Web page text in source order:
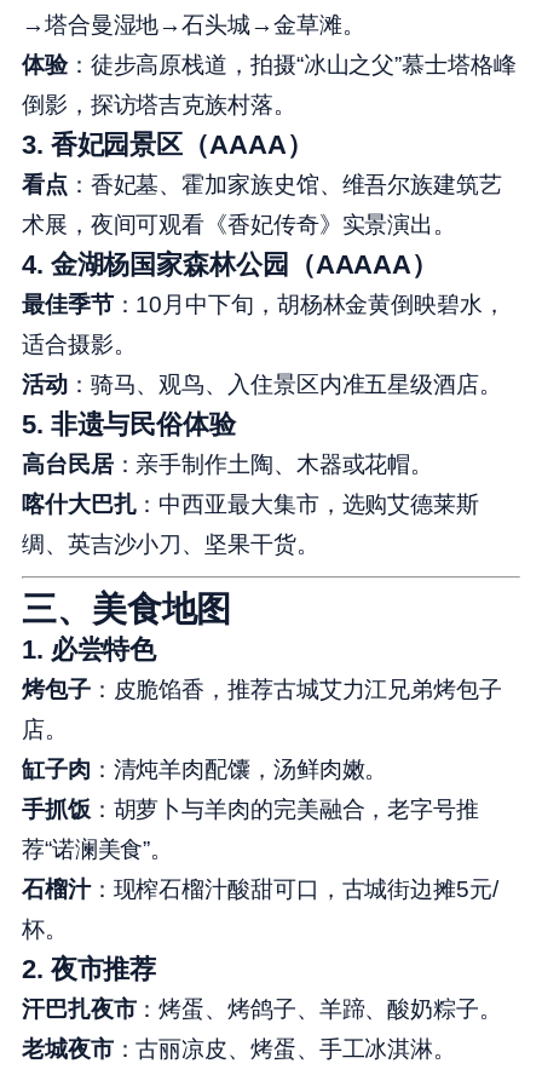
→塔合曼湿地→石头城→金草滩。
体验：徒步高原栈道，拍摄“冰山之父”慕士塔格峰
倒影，探访塔吉克族村落。
3. 香妃园景区（AAAA）
看点 ：香妃墓、霍加家族史馆、维吾尔族建筑艺
术展，夜间可观看《香妃传奇》实景演出。
4. 金湖杨国家森林公园（AAAAA）
最佳季节：10月中下旬，胡杨林金黄倒映碧水，
适合摄影。
活动：骑马、观鸟、入住景区内准五星级酒店。
5. 非遗与民俗体验
高台民居：亲手制作土陶、木器或花帽。
喀什大巴扎：中西亚最大集市，选购艾德莱斯
绸、英吉沙小刀、坚果干货。
三、美食地图
1. 必尝特色
烤包子：皮脆馅香，推荐古城艾力江兄弟烤包子
店。
缸子肉 ：清炖羊肉配馕，汤鲜肉嫩。
手抓饭：胡萝卜与羊肉的完美融合，老字号推
荐“诺澜美食”。
石榴汁：现榨石榴汁酸甜可口，古城街边摊5元/
杯。
2. 夜市推荐
汗巴扎夜市：烤蛋、烤鸽子、羊蹄、酸奶粽子。
老城夜市：古丽凉皮、烤蛋、手工冰淇淋。